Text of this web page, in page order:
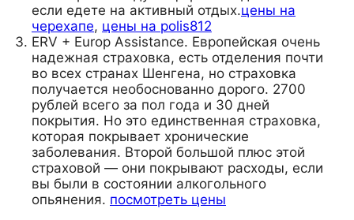
если едете на активный отдых.цены на
черехапе, цены на polis812
ERV + Europ Assistance. Европейская очень
надежная страховка, есть отделения почти
во всех странах Шенгена, но страховка
получается необоснованно дорого. 2700
рублей всего за пол года и 30 дней
покрытия. Но это единственная страховка,
которая покрывает хронические
заболевания. Второй большой плюс этой
страховой — они покрывают расходы, если
вы были в состоянии алкогольного
опьянения. посмотреть цены